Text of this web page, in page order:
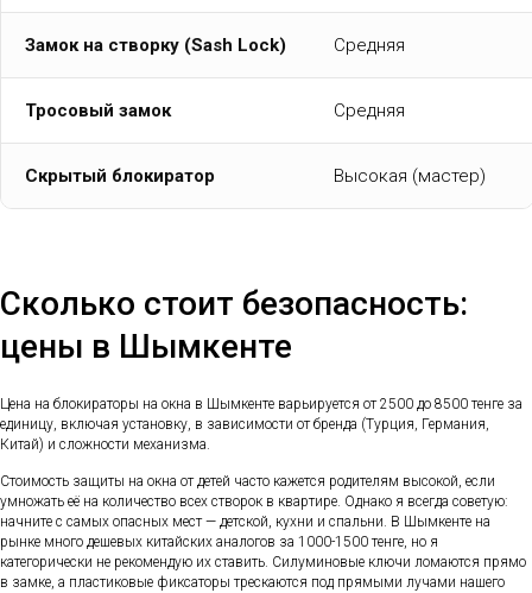
Замок на створку (Sash Lock) Средняя
Тросовый замок Средняя
Скрытый блокиратор Высокая (мастер)
Сколько стоит безопасность:
цены в Шымкенте
Цена на блокираторы на окна в Шымкенте варьируется от 2500 до 8500 тенге за
единицу, включая установку, в зависимости от бренда (Турция, Германия,
Китай) и сложности механизма.
Стоимость защиты на окна от детей часто кажется родителям высокой, если
умножать её на количество всех створок в квартире. Однако я всегда советую:
начните с самых опасных мест — детской, кухни и спальни. В Шымкенте на
рынке много дешевых китайских аналогов за 1000-1500 тенге, но я
категорически не рекомендую их ставить. Силуминовые ключи ломаются прямо
в замке, а пластиковые фиксаторы трескаются под прямыми лучами нашего